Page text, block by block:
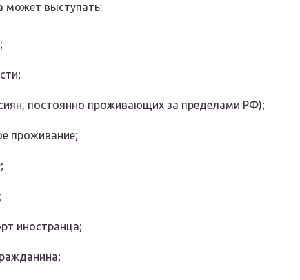
может выступать:
постоянно проживающих за пределами РФ);
проживание;
иностранца;